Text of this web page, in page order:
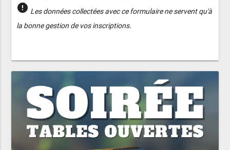
error Les données collectées avec ce formulaire ne servent qu'à
la bonne gestion de vos inscriptions.